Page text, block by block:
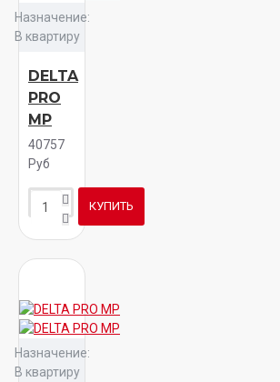
Назначение:
В квартиру
DELTA
PRO
MP
40757
Руб
КУПИТЬ
Назначение:
В квартиру